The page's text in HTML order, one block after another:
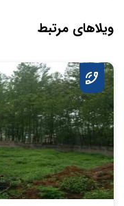
ویلاهای مرتبط